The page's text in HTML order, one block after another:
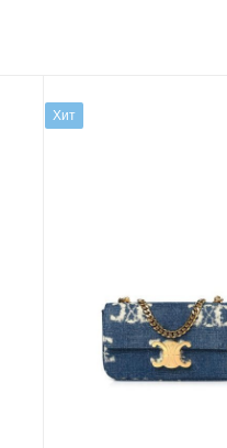
Хит